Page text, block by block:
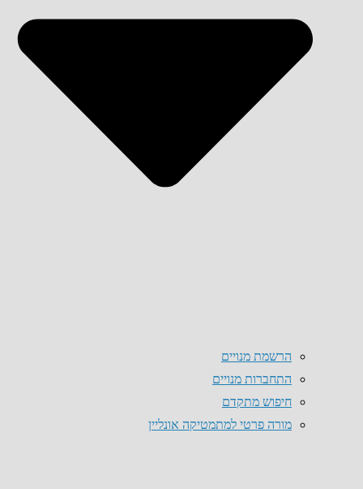
הרשמת מנויים
התחברות מנויים
חיפוש מתקדם
מורה פרטי למתמטיקה אונליין